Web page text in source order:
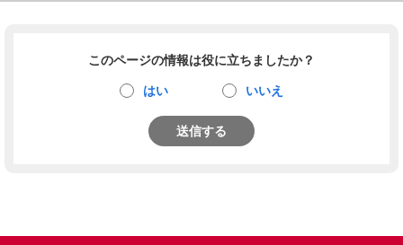
このページの情報は役に立ちましたか？
はい いいえ
送信する